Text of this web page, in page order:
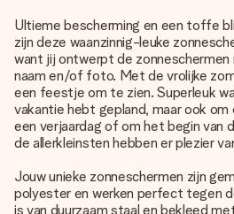
Ultieme bescherming en een toffe
zijn deze waanzinnig-leuke
want jij ontwerpt de
naam en/of foto. Met de vrolijke
een feestje om te zien. Superleuk
vakantie hebt gepland, maar ook
een verjaardag of om het begin van
de allerkleinsten hebben er plezier
Jouw unieke zonneschermen zijn
polyester en werken perfect tegen
is van duurzaam staal en bekleed